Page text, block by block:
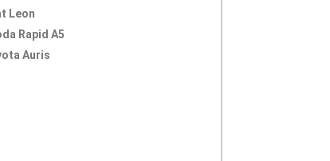
Leon
Rapid A5
Auris